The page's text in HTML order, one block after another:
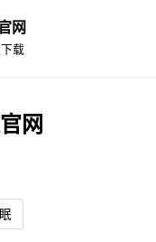
网
载
网